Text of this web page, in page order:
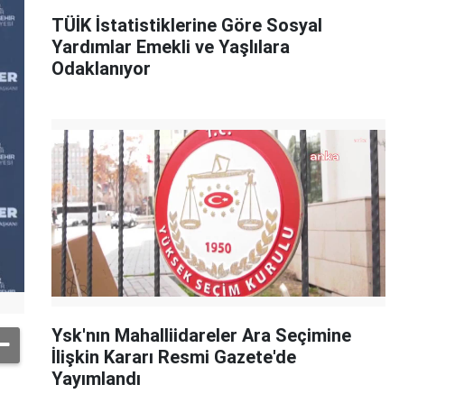
TÜİK İstatistiklerine Göre Sosyal
Yardımlar Emekli ve Yaşlılara
Odaklanıyor
Ysk'nın Mahalliidareler Ara Seçimine
İlişkin Kararı Resmi Gazete'de
Yayımlandı